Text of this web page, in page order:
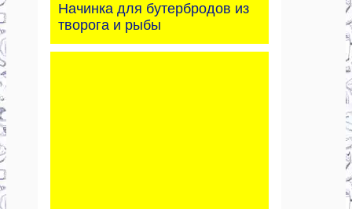
Начинка для бутербродов из
творога и рыбы